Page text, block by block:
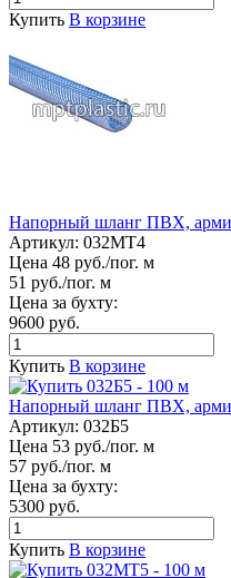
Купить В корзине
Напорный шланг ПВХ,
Артикул: 032МТ4
Цена 48 руб./пог. м
51 руб./пог. м
Цена за бухту:
9600 руб.
Купить В корзине
Напорный шланг ПВХ,
Артикул: 032Б5
Цена 53 руб./пог. м
57 руб./пог. м
Цена за бухту:
5300 руб.
Купить В корзине